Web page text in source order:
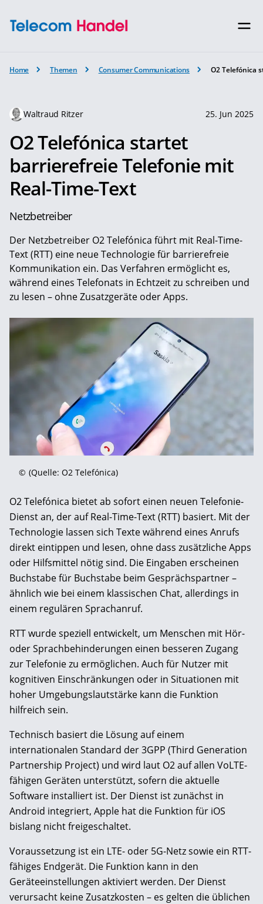
Home Themen Consumer Communications O2 Telefónica
Waltraud Ritzer 25. Jun 2025
O2 Telefónica startet
barrierefreie Telefonie mit
Real-Time-Text
Netzbetreiber
Der Netzbetreiber O2 Telefónica führt mit Real-Time-
Text (RTT) eine neue Technologie für barrierefreie
Kommunikation ein. Das Verfahren ermöglicht es,
während eines Telefonats in Echtzeit zu schreiben und
zu lesen – ohne Zusatzgeräte oder Apps.
© (Quelle: O2 Telefónica)
O2 Telefónica bietet ab sofort einen neuen Telefonie-
Dienst an, der auf Real-Time-Text (RTT) basiert. Mit der
Technologie lassen sich Texte während eines Anrufs
direkt eintippen und lesen, ohne dass zusätzliche Apps
oder Hilfsmittel nötig sind. Die Eingaben erscheinen
Buchstabe für Buchstabe beim Gesprächspartner –
ähnlich wie bei einem klassischen Chat, allerdings in
einem regulären Sprachanruf.
RTT wurde speziell entwickelt, um Menschen mit Hör-
oder Sprachbehinderungen einen besseren Zugang
zur Telefonie zu ermöglichen. Auch für Nutzer mit
kognitiven Einschränkungen oder in Situationen mit
hoher Umgebungslautstärke kann die Funktion
hilfreich sein.
Technisch basiert die Lösung auf einem
internationalen Standard der 3GPP (Third Generation
Partnership Project) und wird laut O2 auf allen VoLTE-
fähigen Geräten unterstützt, sofern die aktuelle
Software installiert ist. Der Dienst ist zunächst in
Android integriert, Apple hat die Funktion für iOS
bislang nicht freigeschaltet.
Voraussetzung ist ein LTE- oder 5G-Netz sowie ein RTT-
fähiges Endgerät. Die Funktion kann in den
Geräteeinstellungen aktiviert werden. Der Dienst
verursacht keine Zusatzkosten – es gelten die üblichen